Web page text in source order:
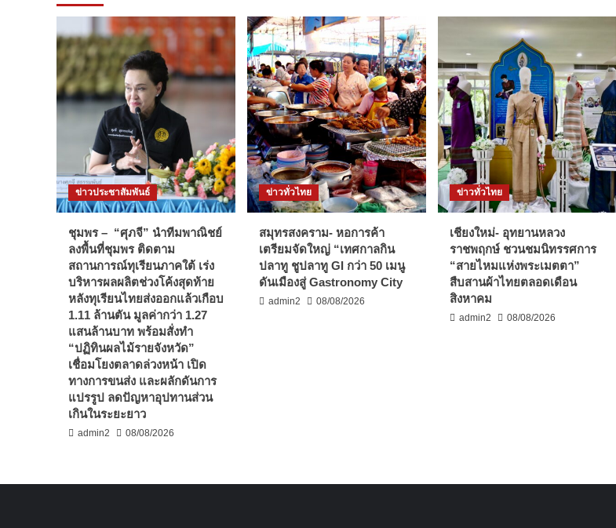
ข่าวประชาสัมพันธ์
ชุมพร – “ศุภจี” นำทีมพาณิชย์
ลงพื้นที่ชุมพร ติดตาม
สถานการณ์ทุเรียนภาคใต้ เร่ง
บริหารผลผลิตช่วงโค้งสุดท้าย
หลังทุเรียนไทยส่งออกแล้วเกือบ
1.11 ล้านตัน มูลค่ากว่า 1.27
แสนล้านบาท พร้อมสั่งทำ
“ปฏิทินผลไม้รายจังหวัด”
เชื่อมโยงตลาดล่วงหน้า เปิด
ทางการขนส่ง และผลักดันการ
แปรรูป ลดปัญหาอุปทานส่วน
เกินในระยะยาว
admin2 08/08/2026
ข่าวทั่วไทย
สมุทรสงคราม- หอการค้า
เตรียมจัดใหญ่ “เทศกาลกิน
ปลาทู ชูปลาทู GI กว่า 50 เมนู
ดันเมืองสู่ Gastronomy City
admin2 08/08/2026
ข่าวทั่วไทย
เชียงใหม่- อุทยานหลวง
ราชพฤกษ์ ชวนชมนิทรรศการ
“สายไหมแห่งพระเมตตา”
สืบสานผ้าไทยตลอดเดือน
สิงหาคม
admin2 08/08/2026